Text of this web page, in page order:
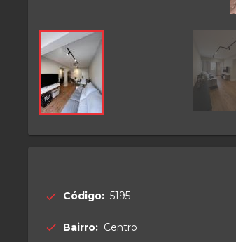
check Código: 5195
check Bairro: Centro